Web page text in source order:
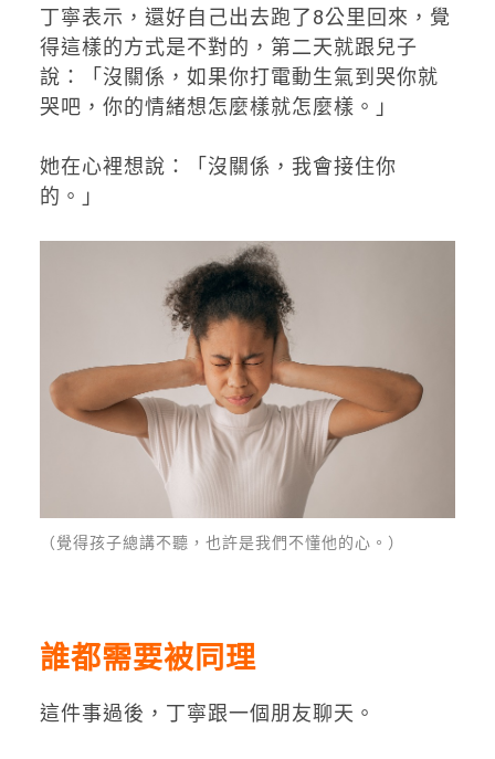
丁寧表示，還好自己出去跑了8公里回來，覺
得這樣的方式是不對的，第二天就跟兒子
說：「沒關係，如果你打電動生氣到哭你就
哭吧，你的情緒想怎麼樣就怎麼樣。」
她在心裡想說：「沒關係，我會接住你
的。」
（覺得孩子總講不聽，也許是我們不懂他的心。）
誰都需要被同理
這件事過後，丁寧跟一個朋友聊天。